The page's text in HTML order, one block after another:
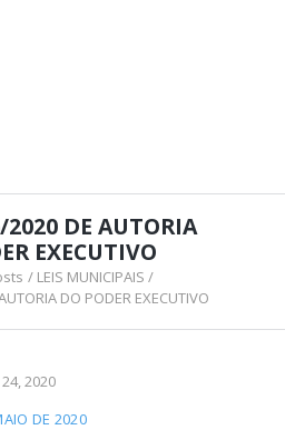
2020 DE AUTORIA
EXECUTIVO
LEIS MUNICIPAIS
DO PODER EXECUTIVO
2020
DE 2020